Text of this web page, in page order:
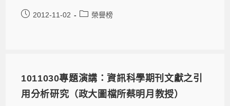
2012-11-02 榮譽榜
1011030專題演講：資訊科學期刊文獻之引
用分析研究（政大圖檔所蔡明月教授）